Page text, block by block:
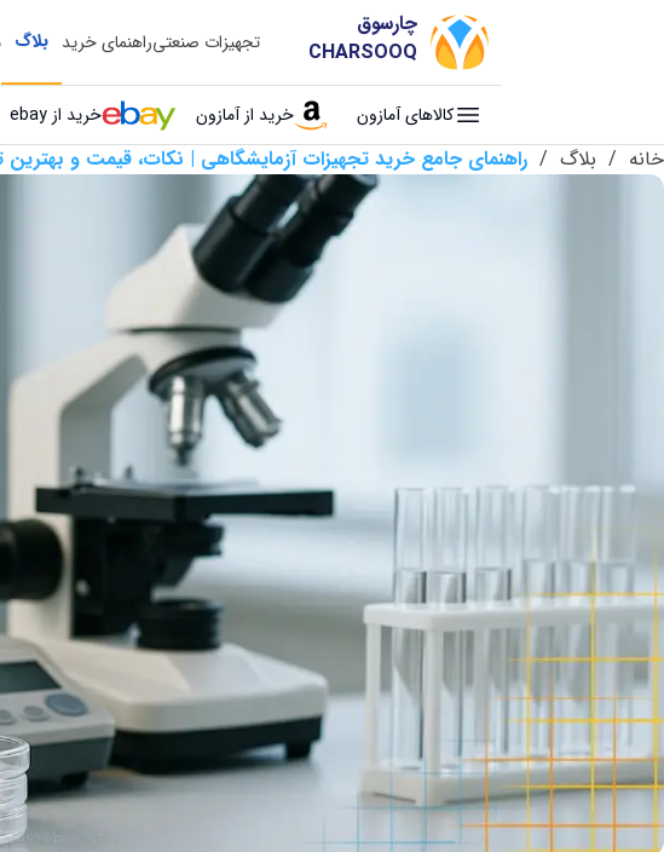
چارسوق
CHARSOOQ
تجهیزات صنعتیراهنمای خرید بلاگ
کالاهای آمازون خرید از آمازون خرید از ebay
خانه / بلاگ / راهنمای جامع خرید تجهیزات آزمایشگاهی | نکات، قیمت و بهترین